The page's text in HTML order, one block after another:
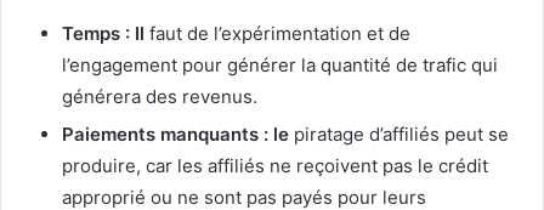
Temps : Il faut de l’expérimentation et de
l’engagement pour générer la quantité de trafic qui
générera des revenus.
Paiements manquants : le piratage d’affiliés peut se
produire, car les affiliés ne reçoivent pas le crédit
approprié ou ne sont pas payés pour leurs